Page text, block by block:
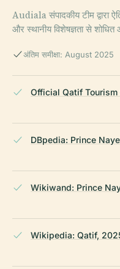
Audiala संपादकीय टीम द्वारा
और स्थानीय विशेषज्ञता से
अंतिम समीक्षा: August 2025
Official Qatif
DBpedia: Prince
Wikiwand: Prince
Wikipedia: Qatif,